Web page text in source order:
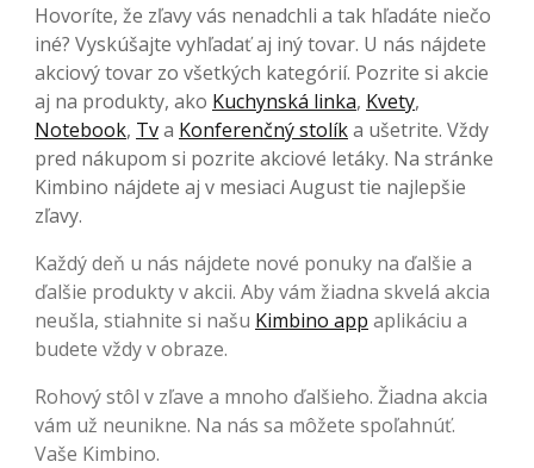
Hovoríte, že zľavy vás nenadchli a tak hľadáte niečo
iné? Vyskúšajte vyhľadať aj iný tovar. U nás nájdete
akciový tovar zo všetkých kategórií. Pozrite si akcie
aj na produkty, ako Kuchynská linka, Kvety,
Notebook, Tva Konferenčný stolíka ušetrite. Vždy
pred nákupom si pozrite akciové letáky. Na stránke
Kimbino nájdete aj v mesiaci August tie najlepšie
zľavy.
Každý deň u nás nájdete nové ponuky na ďalšie a
ďalšie produkty v akcii. Aby vám žiadna skvelá akcia
neušla, stiahnite si našu Kimbino app aplikáciu a
budete vždy v obraze.
Rohový stôl v zľave a mnoho ďalšieho. Žiadna akcia
vám už neunikne. Na nás sa môžete spoľahnúť.
Vaše Kimbino.